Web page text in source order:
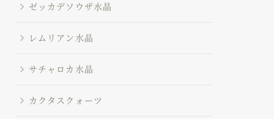
ゼッカデソウザ水晶
レムリアン水晶
サチャロカ水晶
カクタスクォーツ